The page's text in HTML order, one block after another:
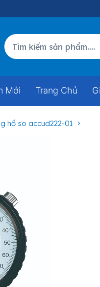
Mới Trang Chủ
hồ so accud222-01